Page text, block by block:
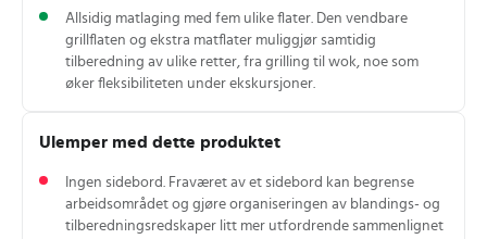
Allsidig matlaging med fem ulike flater. Den vendbare
grillflaten og ekstra matflater muliggjør samtidig
tilberedning av ulike retter, fra grilling til wok, noe som
øker fleksibiliteten under ekskursjoner.
Ulemper med dette produktet
Ingen sidebord. Fraværet av et sidebord kan begrense
arbeidsområdet og gjøre organiseringen av blandings- og
tilberedningsredskaper litt mer utfordrende sammenlignet